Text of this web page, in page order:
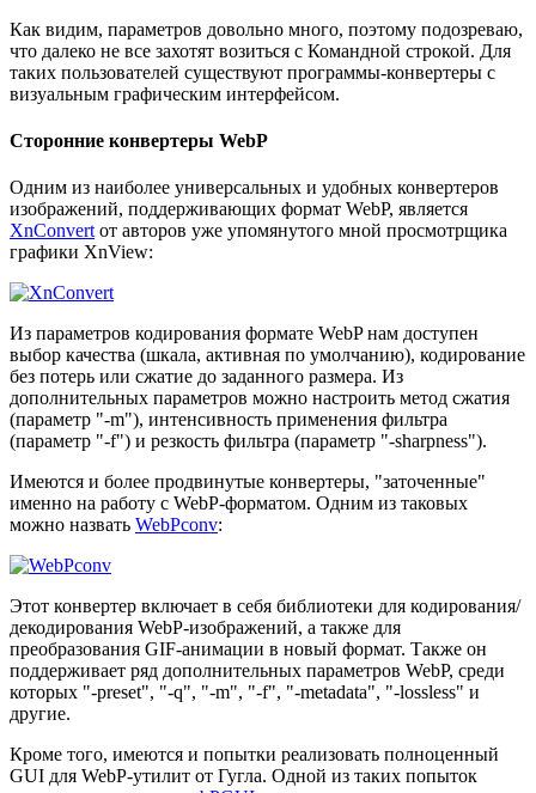
Как видим, параметров довольно много, поэтому подозреваю,
что далеко не все захотят возиться с Командной строкой. Для
таких пользователей существуют программы-конвертеры с
визуальным графическим интерфейсом.
Сторонние конвертеры WebP
Одним из наиболее универсальных и удобных конвертеров
изображений, поддерживающих формат WebP, является
XnConvert от авторов уже упомянутого мной просмотрщика
графики XnView:
Из параметров кодирования формате WebP нам доступен
выбор качества (шкала, активная по умолчанию), кодирование
без потерь или сжатие до заданного размера. Из
дополнительных параметров можно настроить метод сжатия
(параметр "-m"), интенсивность применения фильтра
(параметр "-f") и резкость фильтра (параметр "-sharpness").
Имеются и более продвинутые конвертеры, "заточенные"
именно на работу с WebP-форматом. Одним из таковых
можно назвать WebPconv:
Этот конвертер включает в себя библиотеки для кодирования/
декодирования WebP-изображений, а также для
преобразования GIF-анимации в новый формат. Также он
поддерживает ряд дополнительных параметров WebP, среди
которых "-preset", "-q", "-m", "-f", "-metadata", "-lossless" и
другие.
Кроме того, имеются и попытки реализовать полноценный
GUI для WebP-утилит от Гугла. Одной из таких попыток